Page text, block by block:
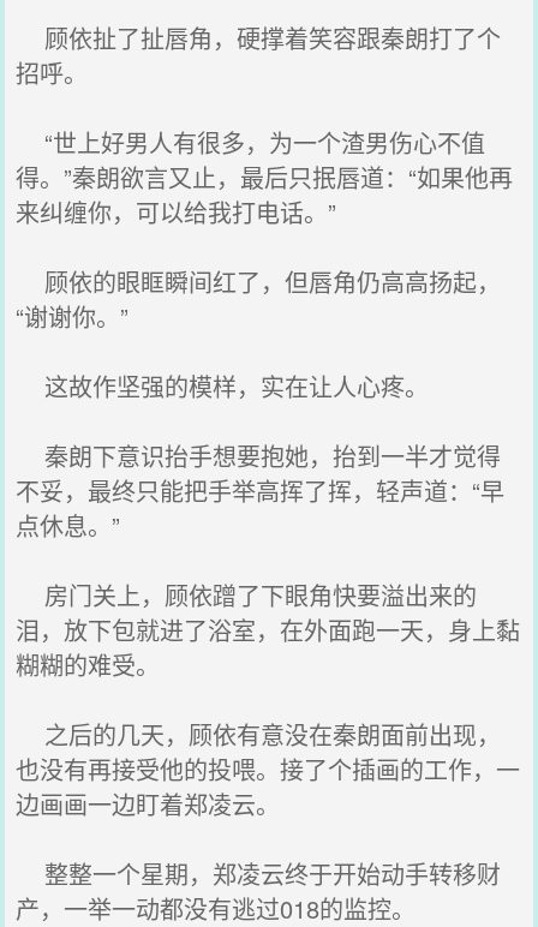
顾依扯了扯唇角，硬撑着笑容跟秦朗打了个
招呼。
“世上好男人有很多，为一个渣男伤心不值
得。”秦朗欲言又止，最后只抿唇道：“如果他再
来纠缠你，可以给我打电话。”
顾依的眼眶瞬间红了，但唇角仍高高扬起，
“谢谢你。”
这故作坚强的模样，实在让人心疼。
秦朗下意识抬手想要抱她，抬到一半才觉得
不妥，最终只能把手举高挥了挥，轻声道：“早
点休息。”
房门关上，顾依蹭了下眼角快要溢出来的
泪，放下包就进了浴室，在外面跑一天，身上黏
糊糊的难受。
之后的几天，顾依有意没在秦朗面前出现，
也没有再接受他的投喂。接了个插画的工作，一
边画画一边盯着郑凌云。
整整一个星期，郑凌云终于开始动手转移财
产，一举一动都没有逃过018的监控。